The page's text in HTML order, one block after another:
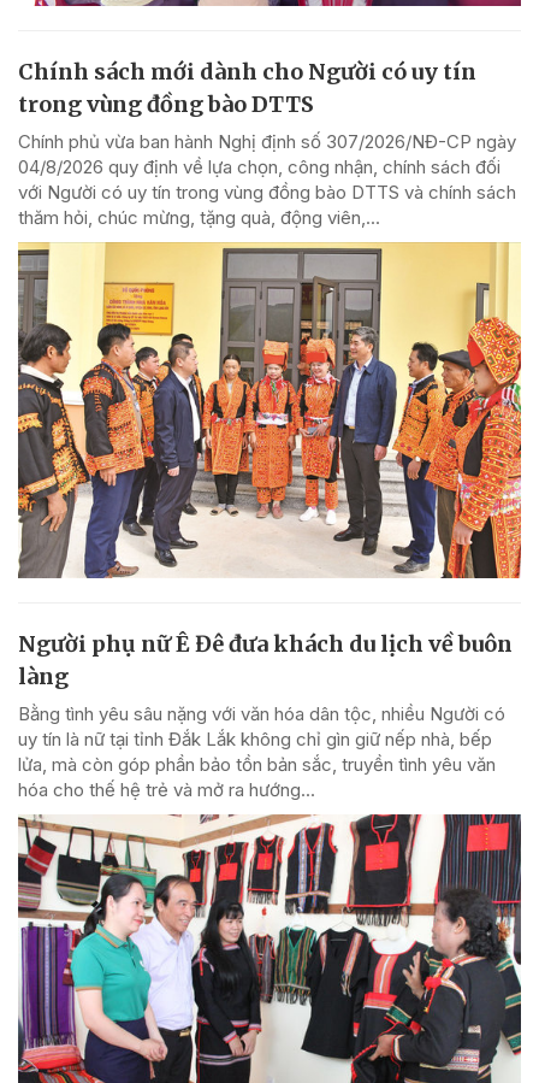
Chính sách mới dành cho Người có uy tín
trong vùng đồng bào DTTS
Chính phủ vừa ban hành Nghị định số 307/2026/NĐ-CP ngày
04/8/2026 quy định về lựa chọn, công nhận, chính sách đối
với Người có uy tín trong vùng đồng bào DTTS và chính sách
thăm hỏi, chúc mừng, tặng quà, động viên,...
Người phụ nữ Ê Đê đưa khách du lịch về buôn
làng
Bằng tình yêu sâu nặng với văn hóa dân tộc, nhiều Người có
uy tín là nữ tại tỉnh Đắk Lắk không chỉ gìn giữ nếp nhà, bếp
lửa, mà còn góp phần bảo tồn bản sắc, truyền tình yêu văn
hóa cho thế hệ trẻ và mở ra hướng...